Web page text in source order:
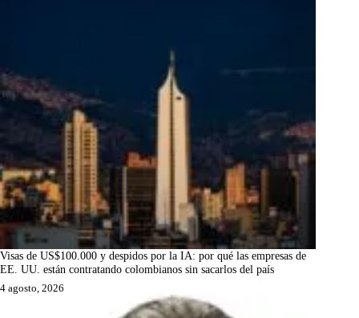
Visas de US$100.000 y despidos por la IA: por qué las empresas de
EE. UU. están contratando colombianos sin sacarlos del país
4 agosto, 2026